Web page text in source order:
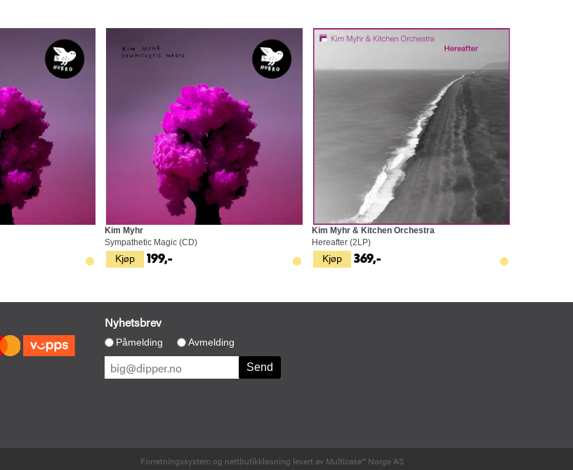
Kjøp
Kim Myhr
Sympathetic Magic (CD)
199,- Kjøp
Kim Myhr & Kitchen Orchestra
Hereafter (2LP)
369,-
Nyhetsbrev
Påmelding Avmelding
Forretningssystem og nettbutikkløsning levert av Multicase™ Norge AS